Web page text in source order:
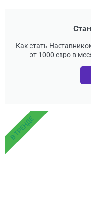
Как стать
от 1000 евро в
В ТРЕНДЕ